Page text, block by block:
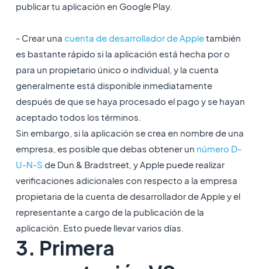
publicar tu aplicación en Google Play.
- Crear una cuenta de desarrollador de Appletambién
es bastante rápido si la aplicación está hecha por o
para un propietario único o individual, y la cuenta
generalmente está disponible inmediatamente
después de que se haya procesado el pago y se hayan
aceptado todos los términos.
Sin embargo, si la aplicación se crea en nombre de una
empresa, es posible que debas obtener un número D-
U-N-S de Dun & Bradstreet, y Apple puede realizar
verificaciones adicionales con respecto a la empresa
propietaria de la cuenta de desarrollador de Apple y el
representante a cargo de la publicación de la
aplicación. Esto puede llevar varios días.
3. Primera